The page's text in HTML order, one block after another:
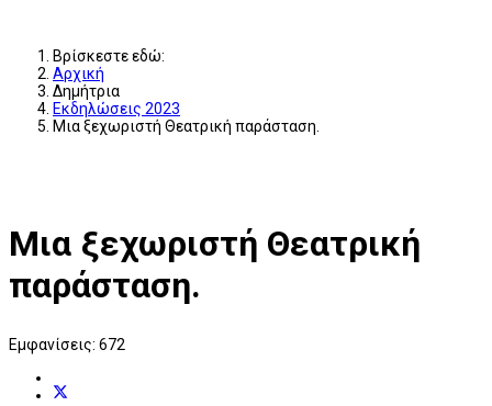
Βρίσκεστε εδώ:
Αρχική
Δημήτρια
Εκδηλώσεις 2023
Μια ξεχωριστή Θεατρική παράσταση.
Μια ξεχωριστή Θεατρική
παράσταση.
Εμφανίσεις: 672